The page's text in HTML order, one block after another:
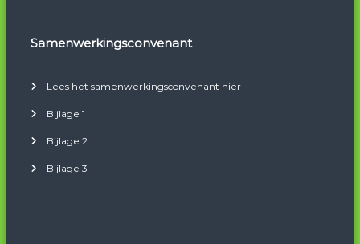
Samenwerkingsconvenant
Lees het samenwerkingsconvenant hier
Bijlage 1
Bijlage 2
Bijlage 3